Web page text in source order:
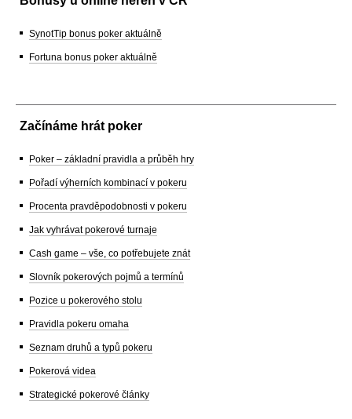
SynotTip bonus poker aktuálně
Fortuna bonus poker aktuálně
Začínáme hrát poker
Poker – základní pravidla a průběh hry
Pořadí výherních kombinací v pokeru
Procenta pravděpodobnosti v pokeru
Jak vyhrávat pokerové turnaje
Cash game – vše, co potřebujete znát
Slovník pokerových pojmů a termínů
Pozice u pokerového stolu
Pravidla pokeru omaha
Seznam druhů a typů pokeru
Pokerová videa
Strategické pokerové články